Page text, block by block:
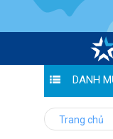
DANH
Trang chủ